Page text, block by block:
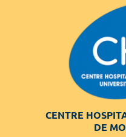
CENTRE
DE